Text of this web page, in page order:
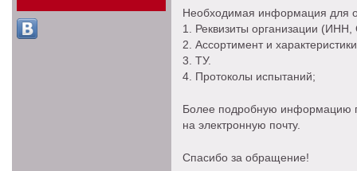
Необходимая информация для
1. Реквизиты организации
2. Ассортимент и
3. ТУ.
4. Протоколы испытаний;
Более подробную информацию
на электронную почту.
Спасибо за обращение!